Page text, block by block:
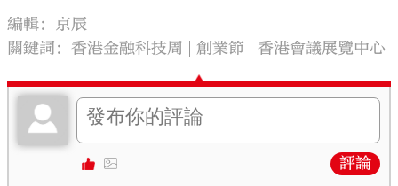
編輯：京辰
關鍵詞： 香港金融科技周 創業節 香港會議展覽中心
評論